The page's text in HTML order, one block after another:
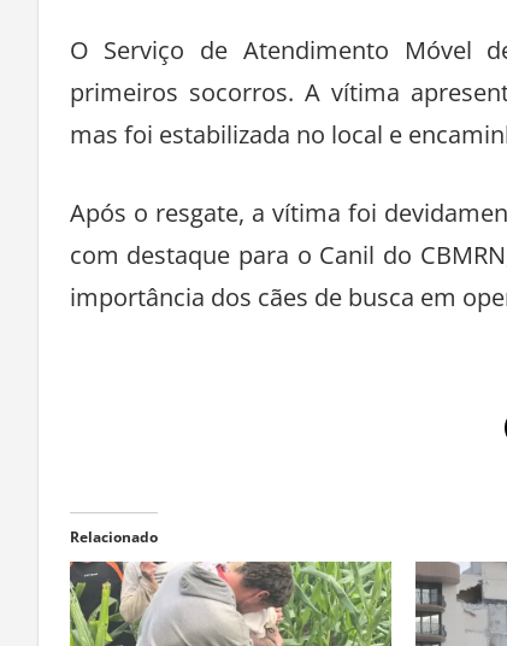
O Serviço de Atendimento Móvel
primeiros socorros. A vítima
mas foi estabilizada no local e
Após o resgate, a vítima foi
com destaque para o Canil do
importância dos cães de busca em
Relacionado